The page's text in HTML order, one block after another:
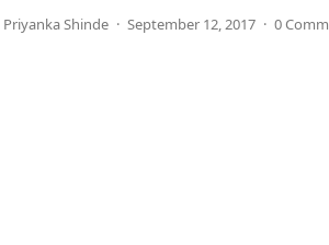
Priyanka Shinde · September 12, 2017 · 0